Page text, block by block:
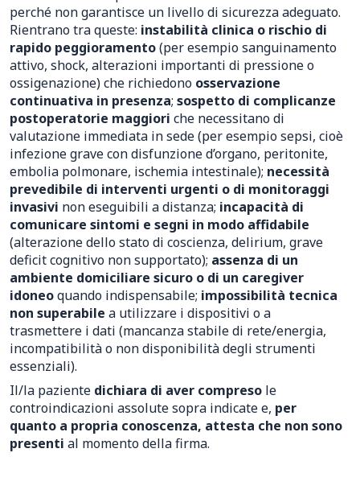
perché non garantisce un livello di sicurezza adeguato.
Rientrano tra queste: instabilità clinica o rischio di
rapido peggioramento(per esempio sanguinamento
attivo, shock, alterazioni importanti di pressione o
ossigenazione) che richiedono osservazione
continuativa in presenza; sospetto di complicanze
postoperatorie maggiori che necessitano di
valutazione immediata in sede (per esempio sepsi, cioè
infezione grave con disfunzione d’organo, peritonite,
embolia polmonare, ischemia intestinale); necessità
prevedibile di interventi urgenti o di monitoraggi
invasivi non eseguibili a distanza; incapacità di
comunicare sintomi e segni in modo affidabile
(alterazione dello stato di coscienza, delirium, grave
deficit cognitivo non supportato); assenza di un
ambiente domiciliare sicuro o di un caregiver
idoneoquando indispensabile; impossibilità tecnica
non superabile a utilizzare i dispositivi o a
trasmettere i dati (mancanza stabile di rete/energia,
incompatibilità o non disponibilità degli strumenti
essenziali).
Il/la paziente dichiara di aver compreso le
controindicazioni assolute sopra indicate e, per
quanto a propria conoscenza, attesta che non sono
presenti al momento della firma.